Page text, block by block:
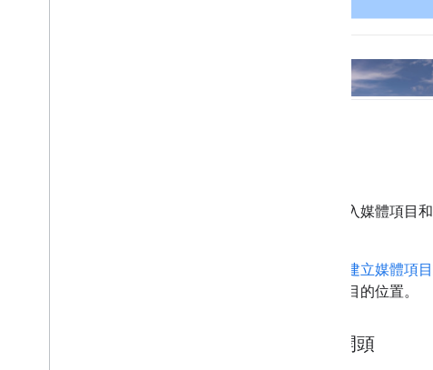
如要插入媒體項目
建立媒體項目
設定項目的位置。
相簿開頭